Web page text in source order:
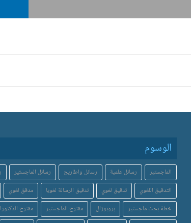
الوسوم
الماجستير رسائل علمية رسائل واطاريح رسائل الماجستير
التدقيق اللغوي
تدقيق لغوي تدقيق الرسالة لغويا مدقق لغوي
خطة بحث ماجستير
بروبوزال مقترح الماجستير مقترح